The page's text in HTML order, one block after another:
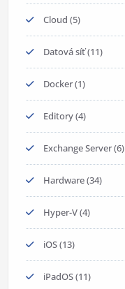
Cloud (5)
Datová síť(11)
Docker(1)
Editory(4)
Exchange Server(6)
Hardware(34)
Hyper-V(4)
iOS(13)
iPadOS(11)